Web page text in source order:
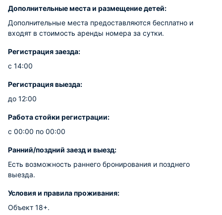
Дополнительные места и размещение детей:
Дополнительные места предоставляются бесплатно и
входят в стоимость аренды номера за сутки.
Регистрация заезда:
с 14:00
Регистрация выезда:
до 12:00
Работа стойки регистрации:
с 00:00 по 00:00
Ранний/поздний заезд и выезд:
Есть возможность раннего бронирования и позднего
выезда.
Условия и правила проживания:
Объект 18+.